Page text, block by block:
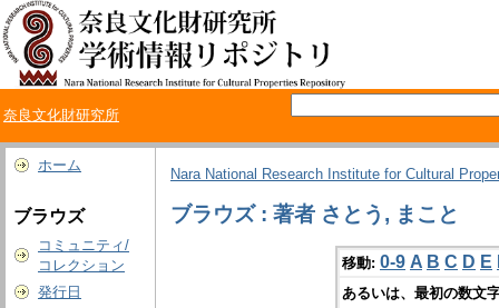
奈良文化財研究所
ホーム
ブラウズ
コミュニティ/
コレクション
発行日
Nara National Research Institute for Cultural
ブラウズ : 著者 さとう, まこと
移動: 0-9 A B C D E
あるいは、最初の数文